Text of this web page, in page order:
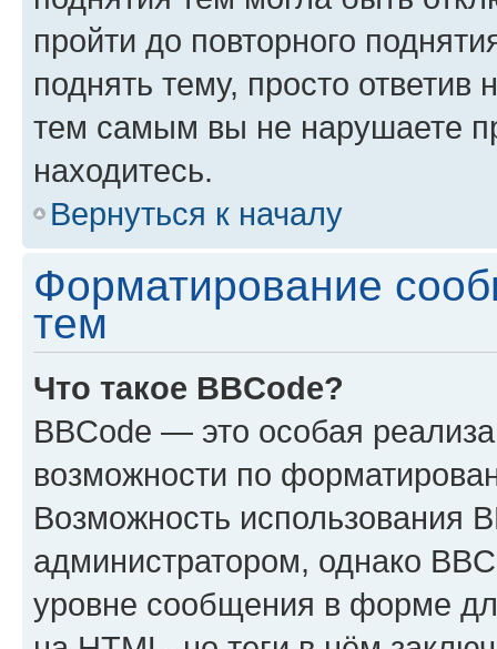
пройти до повторного
поднять тему, просто ответив
тем самым вы не нарушаете
находитесь.
Вернуться к началу
Форматирование
тем
Что такое BBCode?
BBCode — это особая
возможности по
Возможность использования
администратором, однако
уровне сообщения в форме